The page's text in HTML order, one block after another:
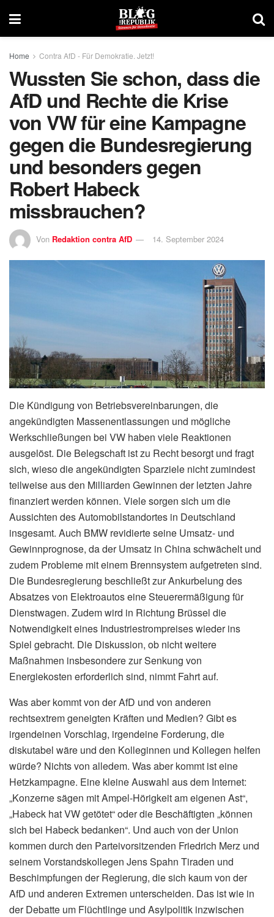
Home Contra AfD - Für Demokratie. Jetzt!
Wussten Sie schon, dass die
AfD und Rechte die Krise
von VW für eine Kampagne
gegen die Bundesregierung
und besonders gegen
Robert Habeck
missbrauchen?
Von Redaktion contra AfD 14. September 2024
Die Kündigung von Betriebsvereinbarungen, die
angekündigten Massenentlassungen und mögliche
Werkschließungen bei VW haben viele Reaktionen
ausgelöst. Die Belegschaft ist zu Recht besorgt und fragt
sich, wieso die angekündigten Sparziele nicht zumindest
teilweise aus den Milliarden Gewinnen der letzten Jahre
finanziert werden können. Viele sorgen sich um die
Aussichten des Automobilstandortes in Deutschland
insgesamt. Auch BMW revidierte seine Umsatz- und
Gewinnprognose, da der Umsatz in China schwächelt und
zudem Probleme mit einem Brennsystem aufgetreten sind.
Die Bundesregierung beschließt zur Ankurbelung des
Absatzes von Elektroautos eine Steuerermäßigung für
Dienstwagen. Zudem wird in Richtung Brüssel die
Notwendigkeit eines Industriestrompreises wieder ins
Spiel gebracht. Die Diskussion, ob nicht weitere
Maßnahmen insbesondere zur Senkung von
Energiekosten erforderlich sind, nimmt Fahrt auf.
Was aber kommt von der AfD und von anderen
rechtsextrem geneigten Kräften und Medien? Gibt es
irgendeinen Vorschlag, irgendeine Forderung, die
diskutabel wäre und den Kolleginnen und Kollegen helfen
würde? Nichts von alledem. Was aber kommt ist eine
Hetzkampagne. Eine kleine Auswahl aus dem Internet:
„Konzerne sägen mit Ampel-Hörigkeit am eigenen Ast“,
„Habeck hat VW getötet“ oder die Beschäftigten „können
sich bei Habeck bedanken“. Und auch von der Union
kommen durch den Parteivorsitzenden Friedrich Merz und
seinem Vorstandskollegen Jens Spahn Tiraden und
Beschimpfungen der Regierung, die sich kaum von der
AfD und anderen Extremen unterscheiden. Das ist wie in
der Debatte um Flüchtlinge und Asylpolitik inzwischen